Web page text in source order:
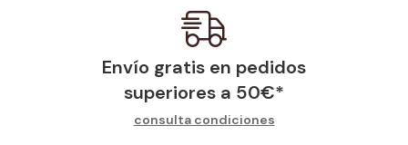
Envío gratis en pedidos
superiores a 50€*
consulta condiciones